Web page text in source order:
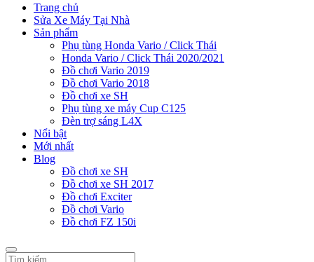
Trang chủ
Sửa Xe Máy Tại Nhà
Sản phẩm
Phụ tùng Honda Vario / Click Thái
Honda Vario / Click Thái 2020/2021
Đồ chơi Vario 2019
Đồ chơi Vario 2018
Đồ chơi xe SH
Phụ tùng xe máy Cup C125
Đèn trợ sáng L4X
Nổi bật
Mới nhất
Blog
Đồ chơi xe SH
Đồ chơi xe SH 2017
Đồ chơi Exciter
Đồ chơi Vario
Đồ chơi FZ 150i